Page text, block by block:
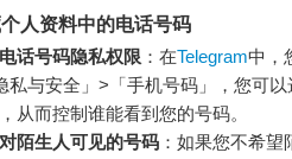
人资料中的电话号码
话号码隐私权限 ：在Telegram中，
私与安全」>「手机号码」，您可
从而控制谁能看到您的号码。
陌生人可见的号码 ：如果您不希